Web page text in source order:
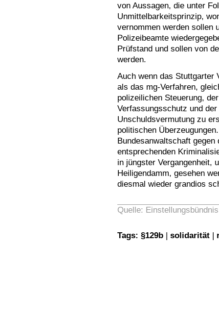
von Aussagen, die unter
Unmittelbarkeitsprinzip,
vernommen werden sollen
Polizeibeamte
Prüfstand und sollen von
werden.
Auch wenn das Stuttgarter
als das mg-Verfahren,
polizeilichen Steuerung,
Verfassungsschutz und
Unschuldsvermutung zu
politischen
Bundesanwaltschaft
entsprechenden
in jüngster Vergangenheit,
Heiligendamm, gesehen
diesmal wieder grandios
Quelle:
Tags: §129b solidarität